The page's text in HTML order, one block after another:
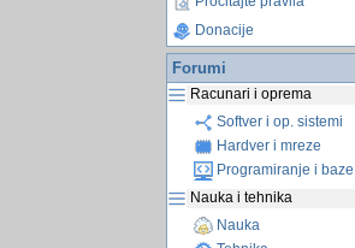
Donacije
Forumi
Racunari i oprema
Softver i op. sistemi
Hardver i mreze
Programiranje i baze
Nauka i tehnika
Nauka